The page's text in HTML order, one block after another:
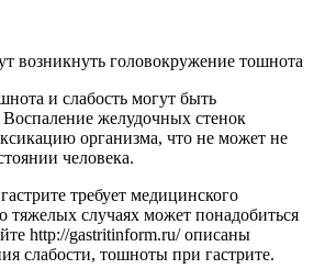
головокружение тошнота
и слабость могут быть
желудочных стенок
организма, что не может не
человека.
требует медицинского
тяжелых случаях может понадобиться
http://gastritinform.ru/ описаны
слабости, тошноты при гастрите.